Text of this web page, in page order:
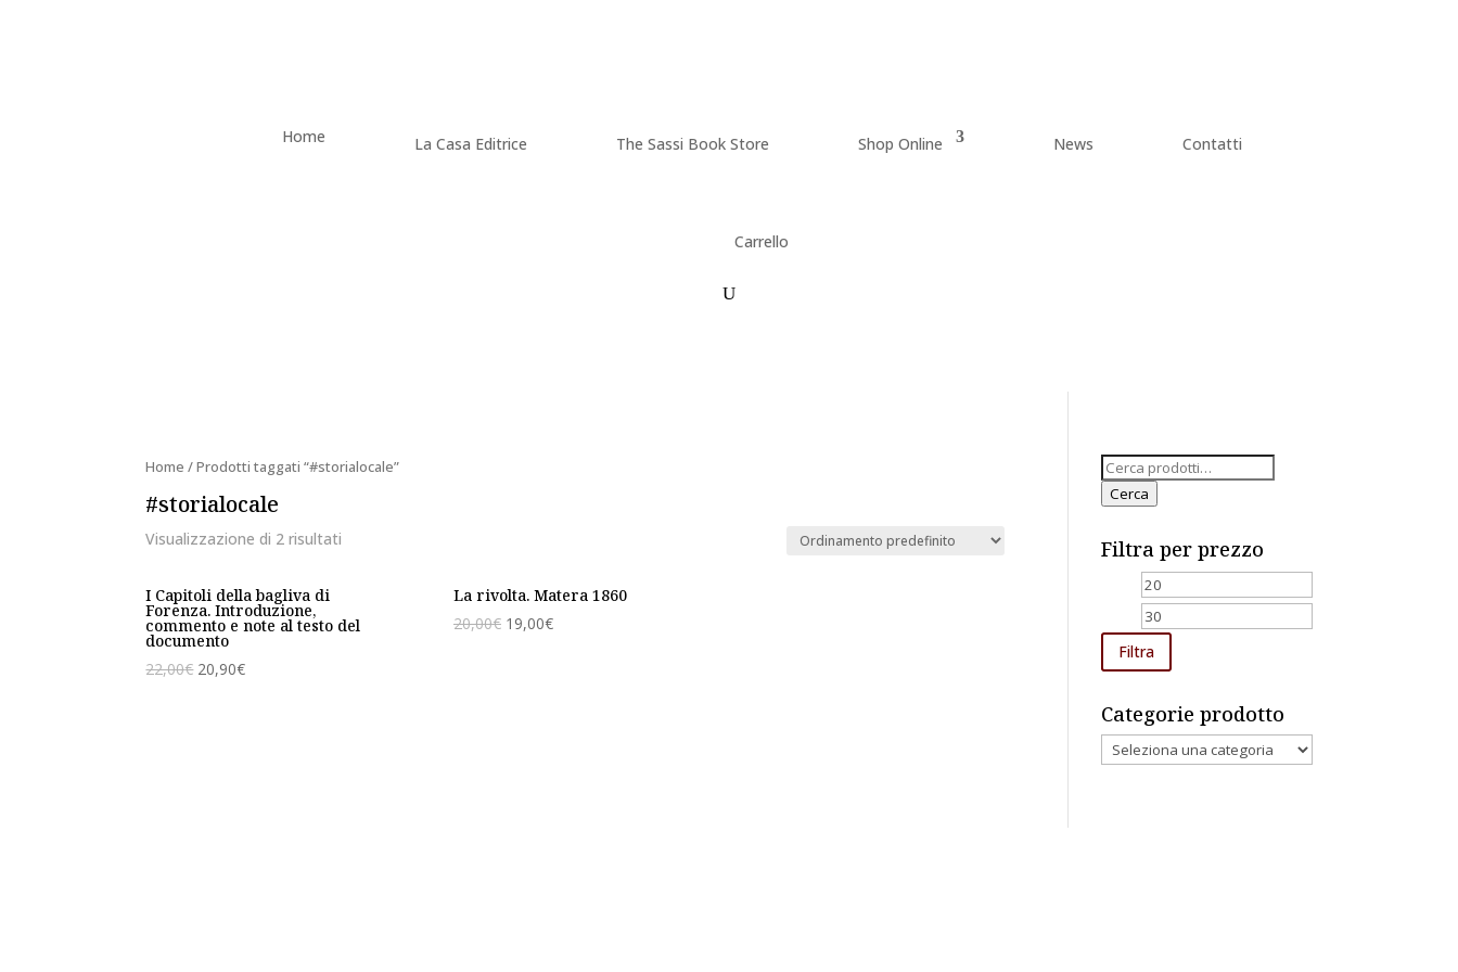
Home La Casa Editrice The Sassi Book Store Shop Online News Contatti
Carrello
Home / Prodotti taggati “#storialocale”
#storialocale
Visualizzazione di 2 risultati
I Capitoli della bagliva di
Forenza. Introduzione,
commento e note al testo del
documento
22,00€ 20,90€
La rivolta. Matera 1860
20,00€ 19,00€
Cerca:
Cerca
Filtra per prezzo
Prezzo
Min
Filtra
Categorie prodotto